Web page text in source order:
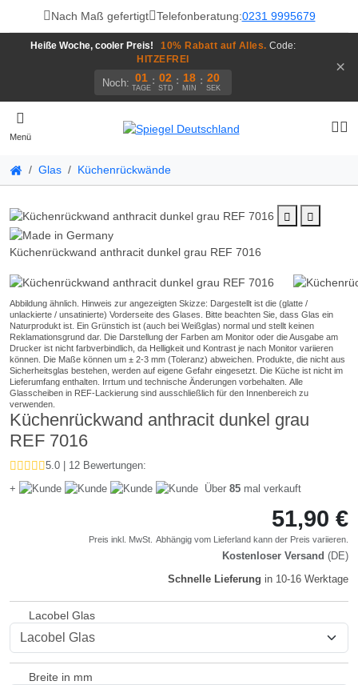
Nach Maß gefertigt Telefonberatung:0231 9995679
Heiße Woche, cooler Preis! 10% Rabatt auf Alles. Code:
HITZEFREI
Noch: 01
TAGE
: 02
STD
: 18
MIN
: 19
SEK
×
Menü
Glas Küchenrückwände
Küchenrückwand anthracit dunkel grau REF 7016
Küchenrückwand anthracit dunkel grau
REF 7016
5.0 | 12 Bewertungen:
+ Über 85 mal verkauft
51,90 €
Preis inkl. MwSt. Abhängig vom Lieferland kann der Preis variieren.
Kostenloser Versand (DE)
Schnelle Lieferung in 10-16 Werktage
Lacobel Glas
Breite in mm